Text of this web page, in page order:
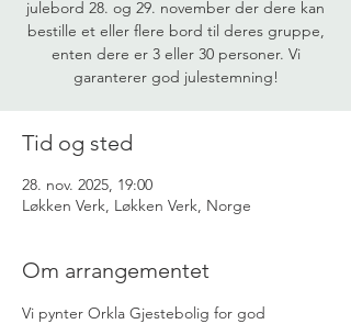
julebord 28. og 29. november der dere kan
bestille et eller flere bord til deres gruppe,
enten dere er 3 eller 30 personer. Vi
garanterer god julestemning!
Tid og sted
28. nov. 2025, 19:00
Løkken Verk, Løkken Verk, Norge
Om arrangementet
Vi pynter Orkla Gjestebolig for god